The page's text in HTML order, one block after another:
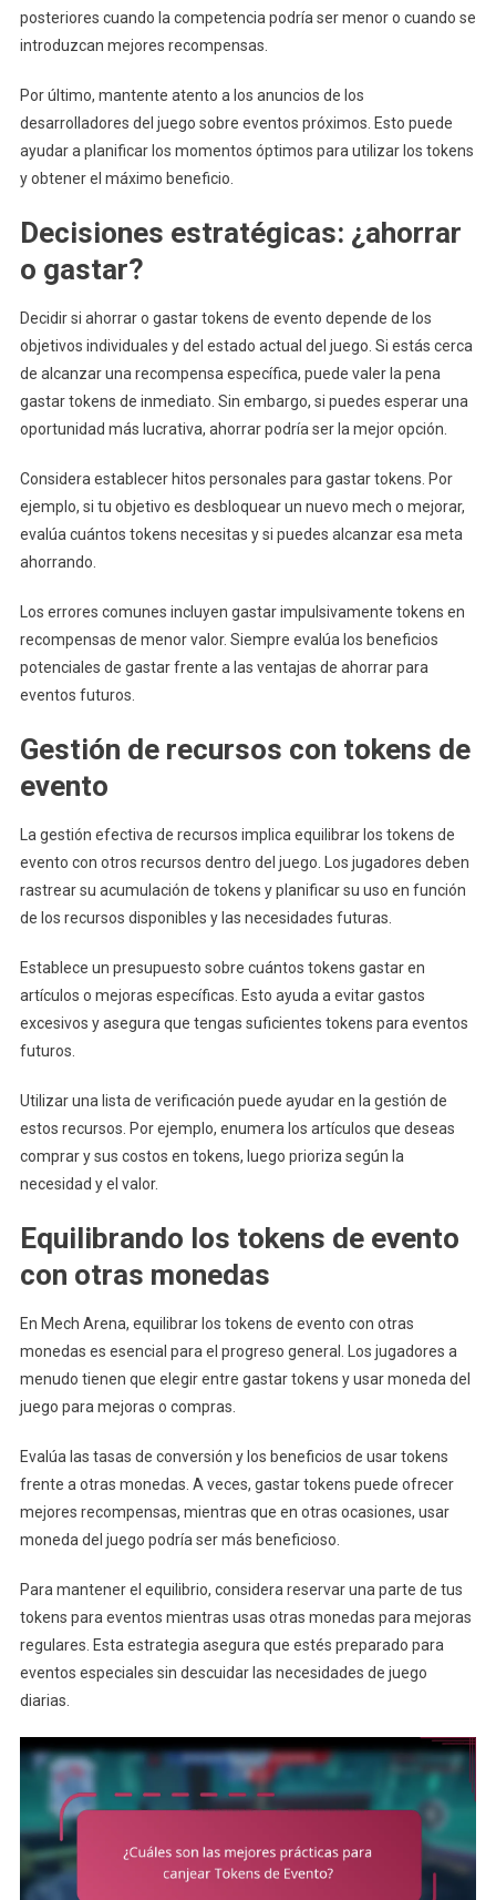
posteriores cuando la competencia podría ser menor o cuando se
introduzcan mejores recompensas.
Por último, mantente atento a los anuncios de los
desarrolladores del juego sobre eventos próximos. Esto puede
ayudar a planificar los momentos óptimos para utilizar los tokens
y obtener el máximo beneficio.
Decisiones estratégicas: ¿ahorrar
o gastar?
Decidir si ahorrar o gastar tokens de evento depende de los
objetivos individuales y del estado actual del juego. Si estás cerca
de alcanzar una recompensa específica, puede valer la pena
gastar tokens de inmediato. Sin embargo, si puedes esperar una
oportunidad más lucrativa, ahorrar podría ser la mejor opción.
Considera establecer hitos personales para gastar tokens. Por
ejemplo, si tu objetivo es desbloquear un nuevo mech o mejorar,
evalúa cuántos tokens necesitas y si puedes alcanzar esa meta
ahorrando.
Los errores comunes incluyen gastar impulsivamente tokens en
recompensas de menor valor. Siempre evalúa los beneficios
potenciales de gastar frente a las ventajas de ahorrar para
eventos futuros.
Gestión de recursos con tokens de
evento
La gestión efectiva de recursos implica equilibrar los tokens de
evento con otros recursos dentro del juego. Los jugadores deben
rastrear su acumulación de tokens y planificar su uso en función
de los recursos disponibles y las necesidades futuras.
Establece un presupuesto sobre cuántos tokens gastar en
artículos o mejoras específicas. Esto ayuda a evitar gastos
excesivos y asegura que tengas suficientes tokens para eventos
futuros.
Utilizar una lista de verificación puede ayudar en la gestión de
estos recursos. Por ejemplo, enumera los artículos que deseas
comprar y sus costos en tokens, luego prioriza según la
necesidad y el valor.
Equilibrando los tokens de evento
con otras monedas
En Mech Arena, equilibrar los tokens de evento con otras
monedas es esencial para el progreso general. Los jugadores a
menudo tienen que elegir entre gastar tokens y usar moneda del
juego para mejoras o compras.
Evalúa las tasas de conversión y los beneficios de usar tokens
frente a otras monedas. A veces, gastar tokens puede ofrecer
mejores recompensas, mientras que en otras ocasiones, usar
moneda del juego podría ser más beneficioso.
Para mantener el equilibrio, considera reservar una parte de tus
tokens para eventos mientras usas otras monedas para mejoras
regulares. Esta estrategia asegura que estés preparado para
eventos especiales sin descuidar las necesidades de juego
diarias.